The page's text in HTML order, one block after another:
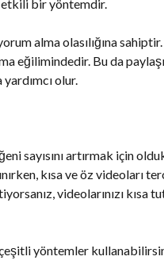
etkili bir yöntemdir.
alma olasılığına
eğilimindedir. Bu da
olur.
sayısını artırmak için
kısa ve öz videoları
videolarınızı kısa
yöntemler